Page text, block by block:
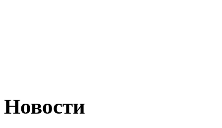
Новости